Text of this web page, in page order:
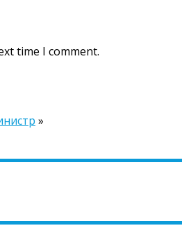
time I comment.
»